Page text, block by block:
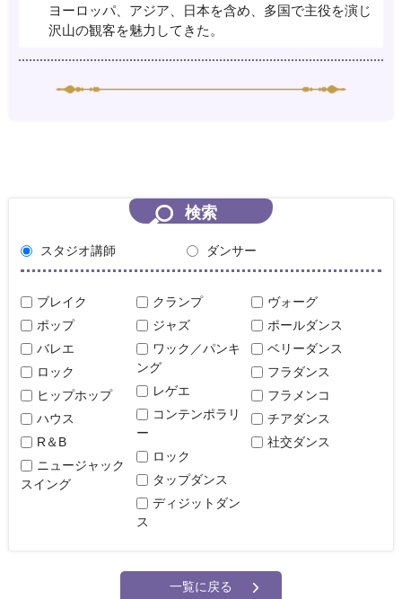
ヨーロッパ、アジア、日本を含め、多国で主役を演じ
沢山の観客を魅力してきた。
検索
スタジオ講師 ダンサー
ブレイク
ポップ
バレエ
ロック
ヒップホップ
ハウス
R＆B
ニュージャック
スイング
クランプ
ジャズ
ワック／パンキ
ング
レゲエ
コンテンポラリ
ー
ロック
タップダンス
ディジットダン
ス
ヴォーグ
ポールダンス
ベリーダンス
フラダンス
フラメンコ
チアダンス
社交ダンス